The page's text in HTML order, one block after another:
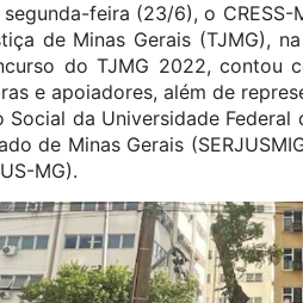
feira (23/6), o
de Minas Gerais (TJMG),
do TJMG 2022, contou
e apoiadores, além de
Social da Universidade
de Minas Gerais
MG).